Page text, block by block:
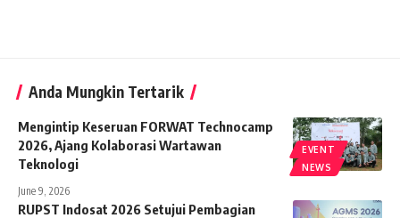
Anda Mungkin Tertarik
EVENT
NEWS
Mengintip Keseruan FORWAT Technocamp
2026, Ajang Kolaborasi Wartawan
Teknologi
June 9, 2026
RUPST Indosat 2026 Setujui Pembagian